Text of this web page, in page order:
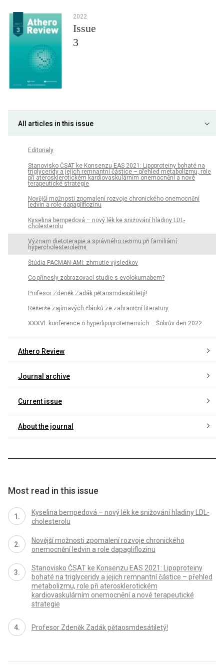
2022
Issue
3
All articles in this issue
Editorialy
Stanovisko ČSAT ke Konsenzu EAS 2021: Lipoproteiny bohaté na
triglyceridy a jejich remnantní částice – přehled metabolizmu, role
při aterosklerotickém kardiovaskulárním onemocnění a nové
terapeutické strategie
Novější možnosti zpomalení rozvoje chronického onemocnění
ledvin a role dapagliflozinu
Kyselina bempedová – nový lék ke snižování hladiny LDL-
cholesterolu
Význam dietoterapie a správného režimu při familiární
hypercholesterolemii
Štúdia PACMAN-AMI: zhrnutie výsledkov
Co přinesly zobrazovací studie s evolokumabem?
Profesor Zdeněk Zadák pětaosmdesátiletý!
Rešerše zajímavých článků ze zahraniční literatury
XXXVI. konference o hyperlipoproteinemiích – Šobrův den 2022
Athero Review
Journal archive
Current issue
About the journal
Most read in this issue
Kyselina bempedová – nový lék ke snižování hladiny LDL-
cholesterolu
Novější možnosti zpomalení rozvoje chronického
onemocnění ledvin a role dapagliflozinu
Stanovisko ČSAT ke Konsenzu EAS 2021: Lipoproteiny
bohaté na triglyceridy a jejich remnantní částice – přehled
metabolizmu, role při aterosklerotickém
kardiovaskulárním onemocnění a nové terapeutické
strategie
Profesor Zdeněk Zadák pětaosmdesátiletý!